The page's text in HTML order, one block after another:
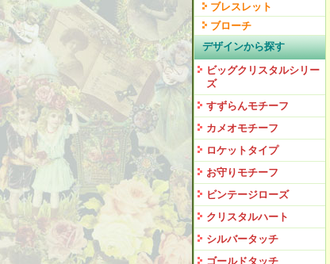
ブレスレット
ブローチ
デザインから探す
ビッグクリスタルシリー
ズ
すずらんモチーフ
カメオモチーフ
ロケットタイプ
お守りモチーフ
ビンテージローズ
クリスタルハート
シルバータッチ
ゴールドタッチ